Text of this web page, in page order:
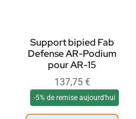
Support bipied Fab
Defense AR-Podium
pour AR-15
137,75 €
-5% de remise aujourd'hui